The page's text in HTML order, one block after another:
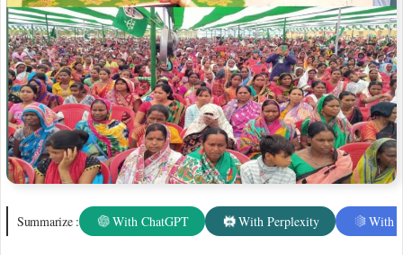
Summarize : With ChatGPT With Perplexity With